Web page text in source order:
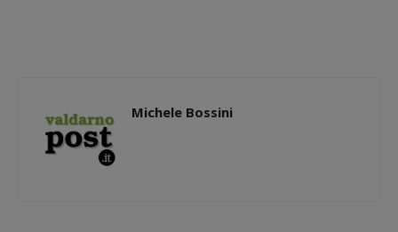
Michele Bossini